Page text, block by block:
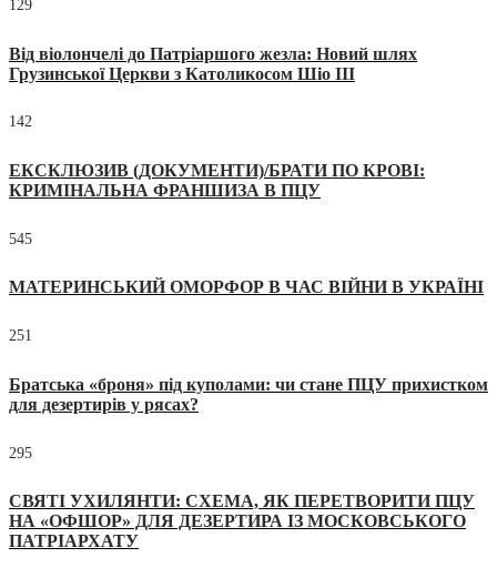
129
Від віолончелі до Патріаршого жезла: Новий шлях
Грузинської Церкви з Католикосом Шіо III
142
ЕКСКЛЮЗИВ (ДОКУМЕНТИ)/БРАТИ ПО КРОВІ:
КРИМІНАЛЬНА ФРАНШИЗА В ПЦУ
545
МАТЕРИНСЬКИЙ ОМОРФОР В ЧАС ВІЙНИ В УКРАЇНІ
251
Братська «броня» під куполами: чи стане ПЦУ прихистком
для дезертирів у рясах?
295
СВЯТІ УХИЛЯНТИ: СХЕМА, ЯК ПЕРЕТВОРИТИ ПЦУ
НА «ОФШОР» ДЛЯ ДЕЗЕРТИРА ІЗ МОСКОВСЬКОГО
ПАТРІАРХАТУ